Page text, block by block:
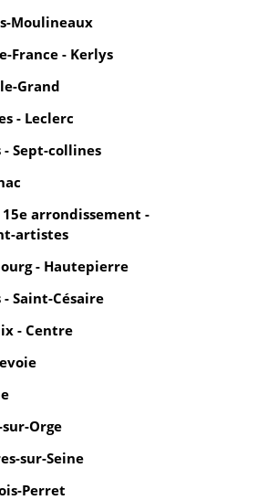
Moulineaux
France - Kerlys
Grand
- Leclerc
- Sept-collines
arrondissement -
artistes
- Hautepierre
Saint-Césaire
- Centre
Orge
sur-Seine
Perret